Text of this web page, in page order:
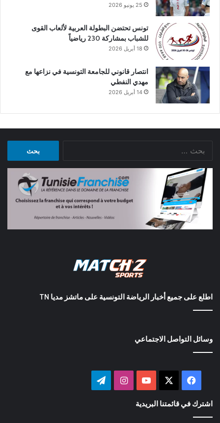
25 يونيو 2026
تونس تحتضن البطولة العربية لألعاب القوى
للشباب بمشاركة 230 رياضياً
18 أبريل 2026
انتصار قانوني للجامعة التونسية في نزاعها مع
مهدي النفطي
14 أبريل 2026
اطلع على جميع أخبار الرياضة التونسية على ماتشز مديا TN
وسائل التواصل الاجتماعي
فيسبوك ‫YouTubeانستقرام
اشترك في قائمتنا البريدية